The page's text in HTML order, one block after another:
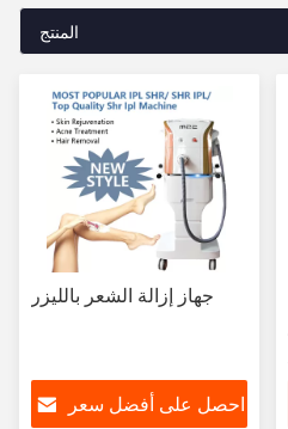
المنتج
جهاز إزالة الشعر بالليزر
احصل على أفضل سعر